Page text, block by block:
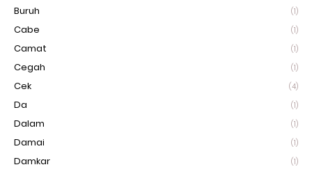
Buruh (1)
Cabe (1)
Camat (1)
Cegah (1)
Cek (4)
Da (1)
Dalam (1)
Damai (1)
Damkar (1)